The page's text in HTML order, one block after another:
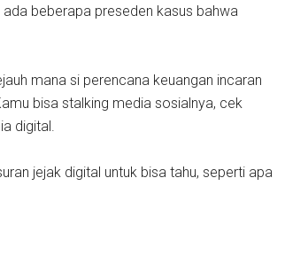
ada beberapa preseden kasus bahwa
mana si perencana keuangan incaran
bisa stalking media sosialnya, cek
digital.
jejak digital untuk bisa tahu, seperti apa